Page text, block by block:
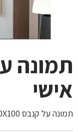
תמונה
אישי
תמונה על קנבס 70X100 ס"מ